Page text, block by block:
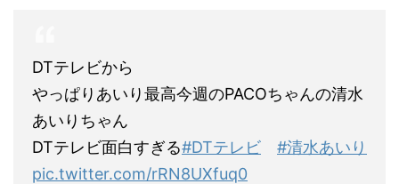
DTテレビから
やっぱりあいり最高今週のPACOちゃんの清水
あいりちゃん
DTテレビ面白すぎる#DTテレビ
#清水あいり
pic.twitter.com/rRN8UXfuq0